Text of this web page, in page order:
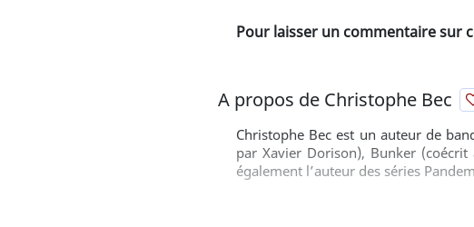
Pour laisser un commentaire sur
A propos de Christophe Bec
Christophe Bec est un auteur de
par Xavier Dorison), Bunker
également l’auteur des séries